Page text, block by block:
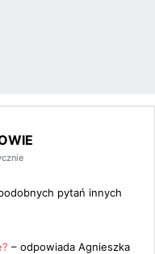
pytań innych
– odpowiada Agnieszka